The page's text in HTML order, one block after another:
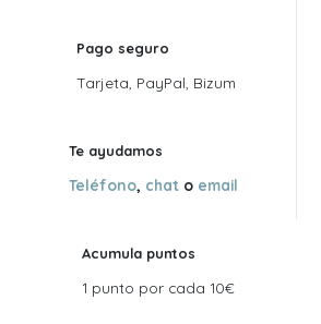
Pago seguro
Tarjeta, PayPal, Bizum
Te ayudamos
Teléfono, chat o email
Acumula puntos
1 punto por cada 10€